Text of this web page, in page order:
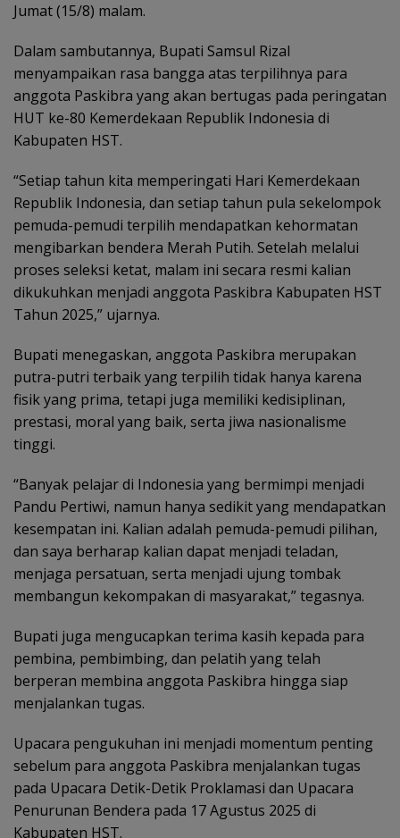
Jumat (15/8) malam.
Dalam sambutannya, Bupati Samsul Rizal
menyampaikan rasa bangga atas terpilihnya para
anggota Paskibra yang akan bertugas pada peringatan
HUT ke-80 Kemerdekaan Republik Indonesia di
Kabupaten HST.
“Setiap tahun kita memperingati Hari Kemerdekaan
Republik Indonesia, dan setiap tahun pula sekelompok
pemuda-pemudi terpilih mendapatkan kehormatan
mengibarkan bendera Merah Putih. Setelah melalui
proses seleksi ketat, malam ini secara resmi kalian
dikukuhkan menjadi anggota Paskibra Kabupaten HST
Tahun 2025,” ujarnya.
Bupati menegaskan, anggota Paskibra merupakan
putra-putri terbaik yang terpilih tidak hanya karena
fisik yang prima, tetapi juga memiliki kedisiplinan,
prestasi, moral yang baik, serta jiwa nasionalisme
tinggi.
“Banyak pelajar di Indonesia yang bermimpi menjadi
Pandu Pertiwi, namun hanya sedikit yang mendapatkan
kesempatan ini. Kalian adalah pemuda-pemudi pilihan,
dan saya berharap kalian dapat menjadi teladan,
menjaga persatuan, serta menjadi ujung tombak
membangun kekompakan di masyarakat,” tegasnya.
Bupati juga mengucapkan terima kasih kepada para
pembina, pembimbing, dan pelatih yang telah
berperan membina anggota Paskibra hingga siap
menjalankan tugas.
Upacara pengukuhan ini menjadi momentum penting
sebelum para anggota Paskibra menjalankan tugas
pada Upacara Detik-Detik Proklamasi dan Upacara
Penurunan Bendera pada 17 Agustus 2025 di
Kabupaten HST.